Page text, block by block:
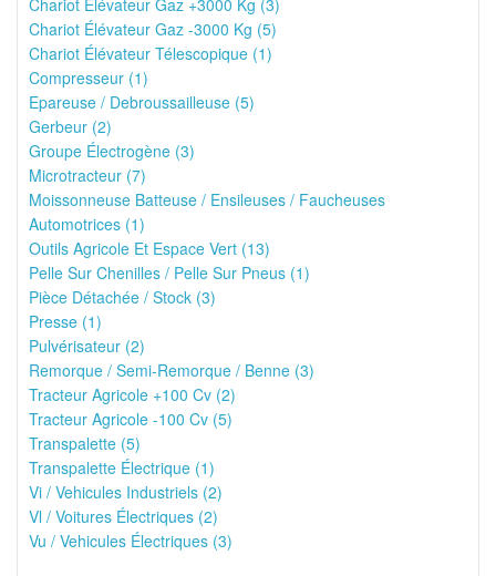
Chariot Élévateur Gaz +3000 Kg (3)
Chariot Élévateur Gaz -3000 Kg (5)
Chariot Élévateur Télescopique (1)
Compresseur (1)
Epareuse / Debroussailleuse (5)
Gerbeur (2)
Groupe Électrogène (3)
Microtracteur (7)
Moissonneuse Batteuse / Ensileuses / Faucheuses
Automotrices (1)
Outils Agricole Et Espace Vert (13)
Pelle Sur Chenilles / Pelle Sur Pneus (1)
Pièce Détachée / Stock (3)
Presse (1)
Pulvérisateur (2)
Remorque / Semi-Remorque / Benne (3)
Tracteur Agricole +100 Cv (2)
Tracteur Agricole -100 Cv (5)
Transpalette (5)
Transpalette Électrique (1)
Vi / Vehicules Industriels (2)
Vl / Voitures Électriques (2)
Vu / Vehicules Électriques (3)